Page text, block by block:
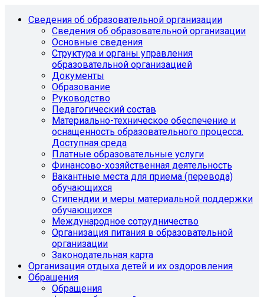
Сведения об образовательной организации
Сведения об образовательной организации
Основные сведения
Структура и органы управления
образовательной организацией
Документы
Образование
Руководство
Педагогический состав
Материально-техническое обеспечение и
оснащенность образовательного процесса.
Доступная среда
Платные образовательные услуги
Финансово-хозяйственная деятельность
Вакантные места для приема (перевода)
обучающихся
Стипендии и меры материальной поддержки
обучающихся
Международное сотрудничество
Организация питания в образовательной
организации
Законодательная карта
Организация отдыха детей и их оздоровления
Обращения
Обращения